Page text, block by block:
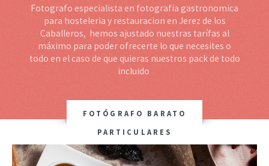
Fotografo especialista en fotografia gastronomica
para hosteleria y restauracion en Jerez de los
Caballeros, hemos ajustado nuestras tarífas al
máximo para poder ofrecerte lo que necesites o
todo en el caso de que quieras nuestros pack de todo
incluido
FOTÓGRAFO BARATO
PARTICULARES